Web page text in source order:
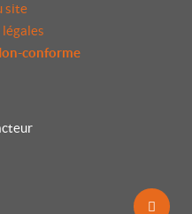
site
conforme